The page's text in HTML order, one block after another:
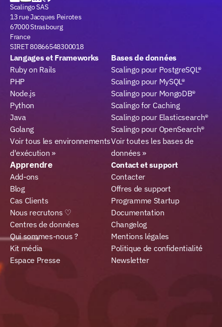
Scalingo SAS
13 rue Jacques Peirotes
67000 Strasbourg
France
SIRET 80866548300018
Langages et Frameworks
Ruby on Rails
PHP
Node.js
Python
Java
Golang
Voir tous les environnements
d'exécution »
Bases de données
Scalingo pour PostgreSQL®
Scalingo pour MySQL®
Scalingo pour MongoDB®
Scalingo for Caching
Scalingo pour Elasticsearch®
Scalingo pour OpenSearch®
Voir toutes les bases de
données »
Apprendre
Add-ons
Blog
Cas Clients
Nous recrutons ♡
Centres de données
Qui sommes-nous ?
Kit média
Espace Presse
Contact et support
Contacter
Offres de support
Programme Startup
Documentation
Changelog
Mentions légales
Politique de confidentialité
Newsletter